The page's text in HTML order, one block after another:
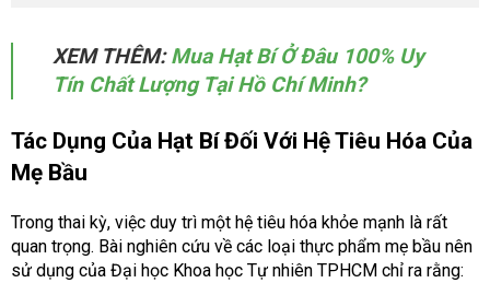
XEM THÊM:Mua Hạt Bí Ở Đâu 100% Uy
Tín Chất Lượng Tại Hồ Chí Minh?
Tác Dụng Của Hạt Bí Đối Với Hệ Tiêu Hóa Của
Mẹ Bầu
Trong thai kỳ, việc duy trì một hệ tiêu hóa khỏe mạnh là rất
quan trọng. Bài nghiên cứu về các loại thực phẩm mẹ bầu nên
sử dụng của Đại học Khoa học Tự nhiên TPHCM chỉ ra rằng: